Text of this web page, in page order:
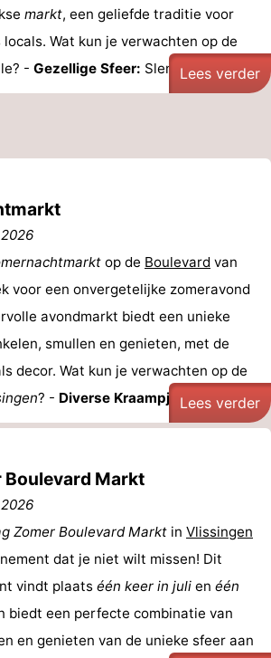
markt, een geliefde traditie voor
Wat kun je verwachten op de
- Gezellige Sfeer: Slenter langs ...
Lees verder
op de Boulevard van
voor een onvergetelijke zomeravond
avondmarkt biedt een unieke
smullen en genieten, met de
decor. Wat kun je verwachten op de
? - Diverse Kraampjes: ...Lees verder
Boulevard Markt
Zomer Boulevard Markt in Vlissingen
dat je niet wilt missen! Dit
vindt plaats één keer in juli en één
biedt een perfecte combinatie van
en genieten van de unieke sfeer aan